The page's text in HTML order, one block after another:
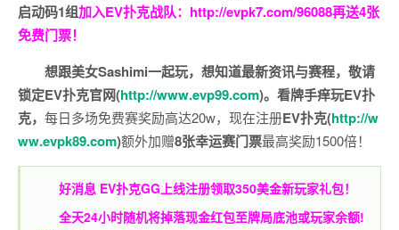
启动码1组加入EV扑克战队： http://evpk7.com/96088再送4张
免费门票！
想跟美女Sashimi一起玩， 想知道最新资讯与赛程， 敬请
锁定EV扑克官网(http://www.evp99.com)。 看牌手痒玩EV扑
克， 每日多场免费赛奖励高达20w，现在注册EV扑克(http://w
ww.evpk89.com)额外加赠8张幸运赛门票最高奖励1500倍！
好消息 EV扑克GG上线注册领取350美金新玩家礼包！
全天24小时随机将掉落现金红包至牌局底池或玩家余额!